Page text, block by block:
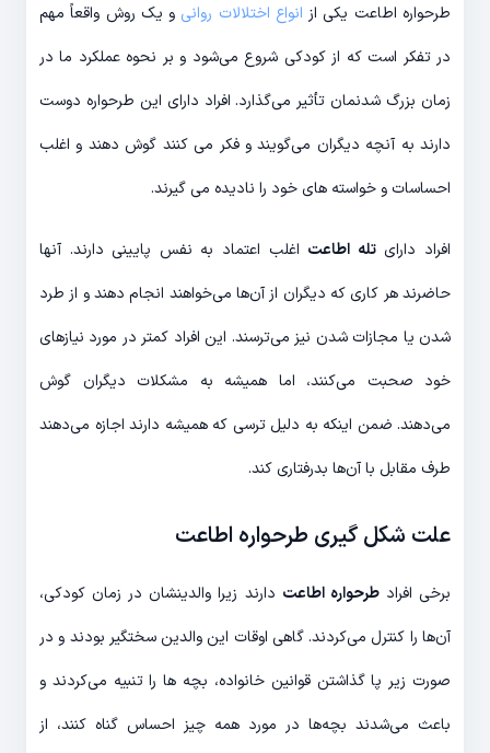
طرحواره اطاعت یکی از انواع اختلالات روانی و یک روش واقعاً مهم
در تفکر است که از کودکی شروع می‌شود و بر نحوه عملکرد ما در
زمان بزرگ شدنمان تأثیر می‌گذارد. افراد دارای این طرحواره دوست
دارند به آنچه دیگران می‌گویند و فکر می کنند گوش دهند و اغلب
احساسات و خواسته های خود را نادیده می گیرند.
افراد دارایتله اطاعت اغلب اعتماد به نفس پایینی دارند. آنها
حاضرند هر کاری که دیگران از آن‌ها می‌خواهند انجام دهند و از طرد
شدن یا مجازات شدن نیز می‌ترسند. این افراد کمتر در مورد نیازهای
خود صحبت می‌کنند، اما همیشه به مشکلات دیگران گوش
می‌دهند. ضمن اینکه به دلیل ترسی که همیشه دارند اجازه می‌دهند
طرف مقابل با آن‌ها بدرفتاری کند.
علت شکل گیری طرحواره اطاعت
برخی افرادطرحواره اطاعت دارند زیرا والدینشان در زمان کودکی،
آن‌ها را کنترل می‌کردند. گاهی اوقات این والدین سختگیر بودند و در
صورت زیر پا گذاشتن قوانین خانواده، بچه ها را تنبیه می‌کردند و
باعث می‌شدند بچه‌ها در مورد همه چیز احساس گناه کنند، از